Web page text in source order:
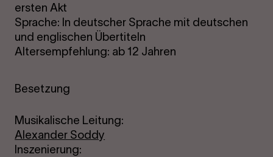
ersten Akt
Sprache: In deutscher Sprache mit deutschen
und englischen Übertiteln
Altersempfehlung: ab 12 Jahren
Besetzung
Musikalische Leitung:
Alexander Soddy
Inszenierung: